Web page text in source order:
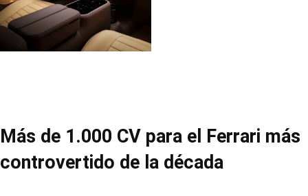
Más de 1.000 CV para el Ferrari más
controvertido de la década